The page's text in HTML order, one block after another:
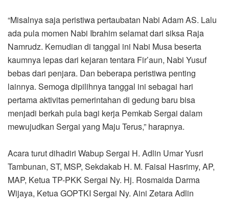
“Misalnya saja peristiwa pertaubatan Nabi Adam AS. Lalu
ada pula momen Nabi Ibrahim selamat dari siksa Raja
Namrudz. Kemudian di tanggal ini Nabi Musa beserta
kaumnya lepas dari kejaran tentara Fir’aun, Nabi Yusuf
bebas dari penjara. Dan beberapa peristiwa penting
lainnya. Semoga dipilihnya tanggal ini sebagai hari
pertama aktivitas pemerintahan di gedung baru bisa
menjadi berkah pula bagi kerja Pemkab Sergai dalam
mewujudkan Sergai yang Maju Terus,” harapnya.
Acara turut dihadiri Wabup Sergai H. Adlin Umar Yusri
Tambunan, ST, MSP, Sekdakab H. M. Faisal Hasrimy, AP,
MAP, Ketua TP-PKK Sergai Ny. Hj. Rosmaida Darma
Wijaya, Ketua GOPTKI Sergai Ny. Aini Zetara Adlin